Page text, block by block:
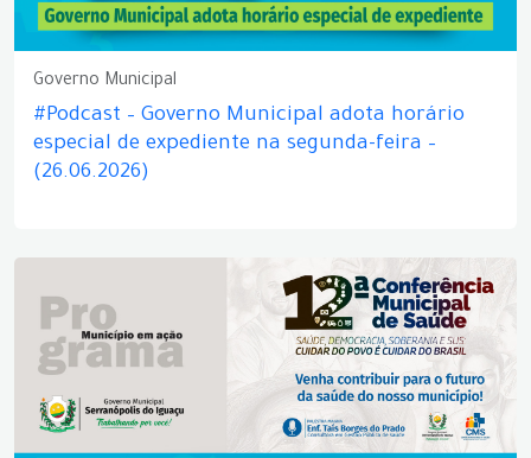
Governo Municipal
#Podcast – Governo Municipal adota horário
especial de expediente na segunda-feira –
(26.06.2026)